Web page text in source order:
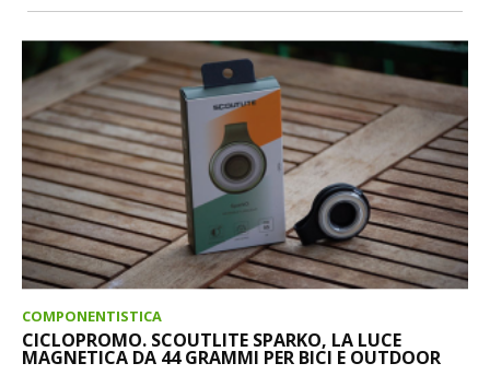
COMPONENTISTICA
CICLOPROMO. SCOUTLITE SPARKO, LA LUCE
MAGNETICA DA 44 GRAMMI PER BICI E OUTDOOR